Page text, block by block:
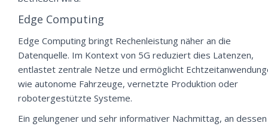
Edge Computing
Edge Computing bringt Rechenleistung näher an die
Datenquelle. Im Kontext von 5G reduziert dies Latenzen,
entlastet zentrale Netze und ermöglicht
wie autonome Fahrzeuge, vernetzte Produktion oder
robotergestützte Systeme.
Ein gelungener und sehr informativer Nachmittag, an dessen